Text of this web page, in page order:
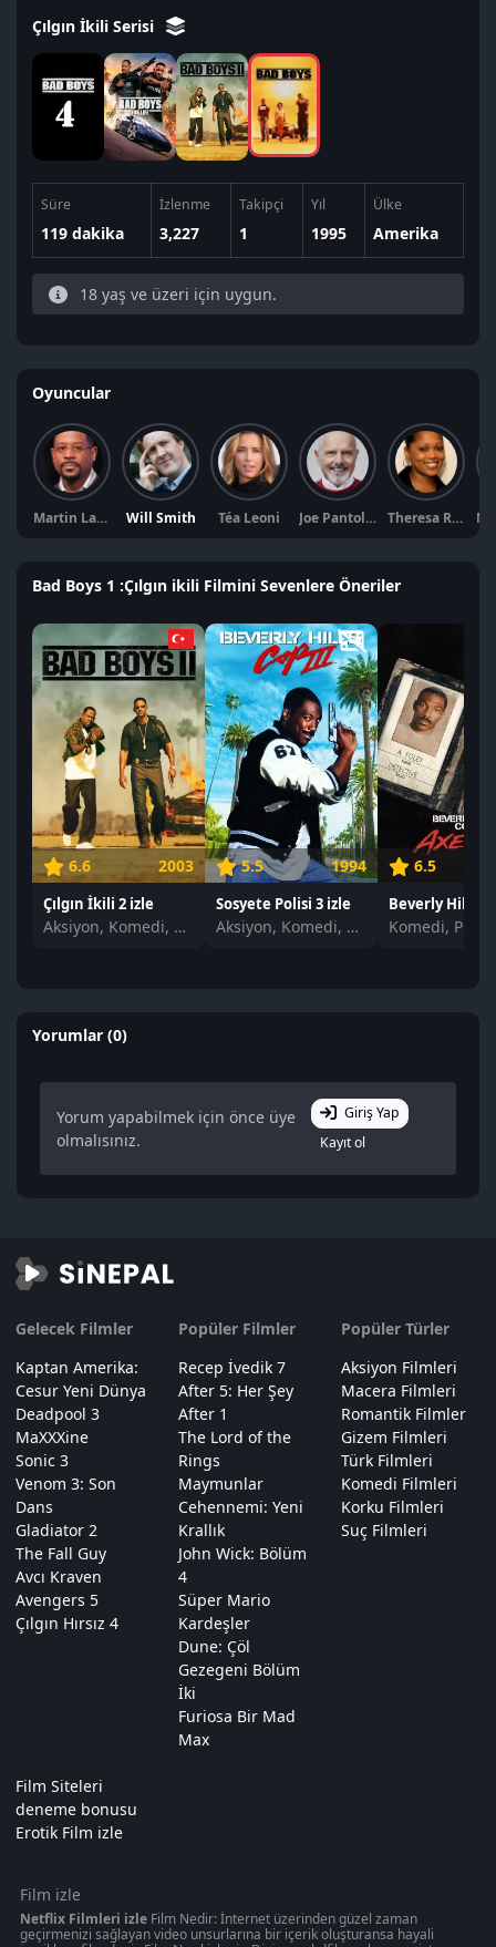
Çılgın İkili Serisi
Süre
119 dakika
İzlenme
3,227
Takipçi
1
Yıl
1995
Ülke
Amerika
18 yaş ve üzeri için uygun.
Oyuncular
Martin Lawrence Will Smith Téa Leoni Joe Pantoliano Theresa Randle
Bad Boys 1 :Çılgın ikili Filmini Sevenlere Öneriler
6.6 2003
Çılgın İkili 2 izle
Aksiyon, Komedi, Suç
5.5 1994
Sosyete Polisi 3 izle
Aksiyon, Komedi, Suç
6.5
Komedi,
Yorumlar (0)
Yorum yapabilmek için önce üye
olmalısınız.
Giriş Yap
Kayıt ol
Gelecek Filmler
Kaptan Amerika:
Cesur Yeni Dünya
Deadpool 3
MaXXXine
Sonic 3
Venom 3: Son
Dans
Gladiator 2
The Fall Guy
Avcı Kraven
Avengers 5
Çılgın Hırsız 4
Popüler Filmler
Recep İvedik 7
After 5: Her Şey
After 1
The Lord of the
Rings
Maymunlar
Cehennemi: Yeni
Krallık
John Wick: Bölüm
4
Süper Mario
Kardeşler
Dune: Çöl
Gezegeni Bölüm
İki
Furiosa Bir Mad
Max
Popüler Türler
Aksiyon Filmleri
Macera Filmleri
Romantik Filmler
Gizem Filmleri
Türk Filmleri
Komedi Filmleri
Korku Filmleri
Suç Filmleri
Film Siteleri
deneme bonusu
Erotik Film izle
Film izle
Netflix Filmleri izleFilm Nedir: İnternet üzerinden güzel zaman
geçirmenizi sağlayan video unsurlarına bir içerik oluşturansa hayali